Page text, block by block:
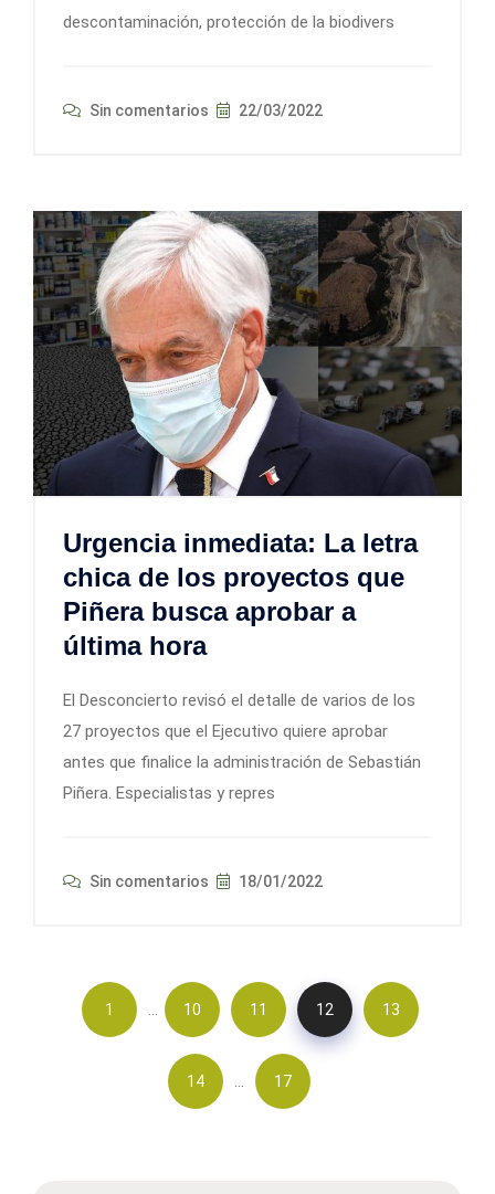
descontaminación, protección de la biodivers
Sin comentarios 22/03/2022
Urgencia inmediata: La letra
chica de los proyectos que
Piñera busca aprobar a
última hora
El Desconcierto revisó el detalle de varios de los
27 proyectos que el Ejecutivo quiere aprobar
antes que finalice la administración de Sebastián
Piñera. Especialistas y repres
Sin comentarios 18/01/2022
1 … 10 11 12 13
14 … 17